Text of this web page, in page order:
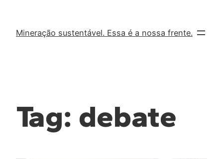
Mineração sustentável. Essa é a nossa frente.
Tag: debate